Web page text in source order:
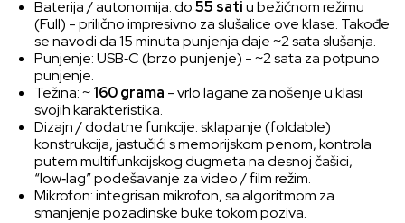
Baterija / autonomija: do55 satiu bežičnom režimu
(Full) - prilično impresivno za slušalice ove klase. Takođe
se navodi da 15 minuta punjenja daje ~2 sata slušanja.
Punjenje: USB‑C (brzo punjenje) - ~2 sata za potpuno
punjenje.
Težina: ~160 grama - vrlo lagane za nošenje u klasi
svojih karakteristika.
Dizajn / dodatne funkcije: sklapanje (foldable)
konstrukcija, jastučići s memorijskom penom, kontrola
putem multifunkcijskog dugmeta na desnoj čašici,
“low‑lag” podešavanje za video / film režim.
Mikrofon: integrisan mikrofon, sa algoritmom za
smanjenje pozadinske buke tokom poziva.